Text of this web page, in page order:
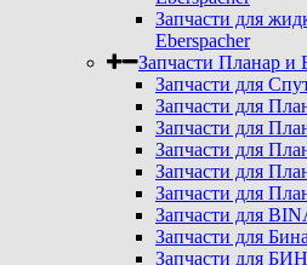
Запчасти для
Eberspacher
Запчасти Планар и
Запчасти для
Запчасти для
Запчасти для
Запчасти для
Запчасти для
Запчасти для
Запчасти для
Запчасти для
Запчасти для